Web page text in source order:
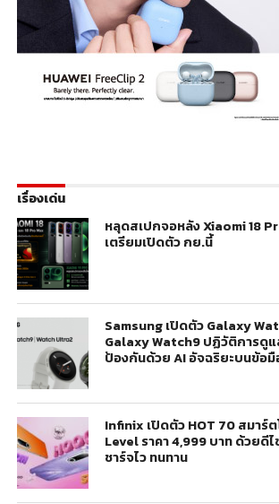
เรื่องเด่น
หลุดสเปกจอหลัง Xiaomi 18
เตรียมเปิดตัว กย.นี้
Samsung เปิดตัว Galaxy
Galaxy Watch9 ปฏิวัติการดู
ป้องกันด้วย AI อัจฉริยะบนข้อมื
Infinix เปิดตัว HOT 70 สมาร์
Level ราคา 4,999 บาท ด้วยดี
ชาร์จไว ทนทาน